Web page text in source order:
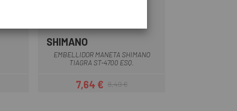
SHIMANO
EMBELLIDOR MANETA SHIMANO
TIAGRA ST-4700 ESQ.
Preu
7,64 €Preu regular
8,49 €